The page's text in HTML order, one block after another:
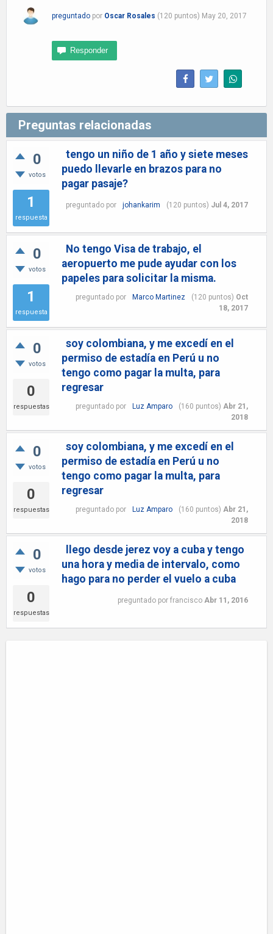
preguntado por Oscar Rosales (120 puntos) May 20, 2017
Preguntas relacionadas
0
votos
1
respuesta
tengo un niño de 1 año y siete meses
puedo llevarle en brazos para no
pagar pasaje?
preguntado por johankarim (120 puntos) Jul 4, 2017
0
votos
1
respuesta
No tengo Visa de trabajo, el
aeropuerto me pude ayudar con los
papeles para solicitar la misma.
preguntado por Marco Martinez (120 puntos) Oct
18, 2017
0
votos
0
respuestas
soy colombiana, y me excedí en el
permiso de estadía en Perú u no
tengo como pagar la multa, para
regresar
preguntado por Luz Amparo (160 puntos) Abr 21,
2018
0
votos
0
respuestas
soy colombiana, y me excedí en el
permiso de estadía en Perú u no
tengo como pagar la multa, para
regresar
preguntado por Luz Amparo (160 puntos) Abr 21,
2018
0
votos
0
respuestas
llego desde jerez voy a cuba y tengo
una hora y media de intervalo, como
hago para no perder el vuelo a cuba
preguntado por francisco Abr 11, 2016